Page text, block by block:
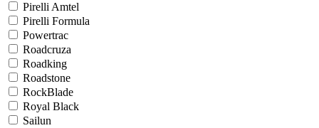
Pirelli Amtel
Pirelli Formula
Powertrac
Roadcruza
Roadking
Roadstone
RockBlade
Royal Black
Sailun